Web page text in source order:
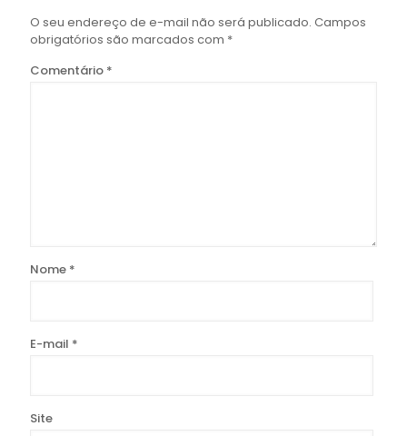
O seu endereço de e-mail não será publicado. Campos
obrigatórios são marcados com *
Comentário *
Nome *
E-mail *
Site